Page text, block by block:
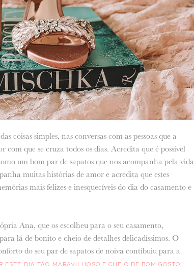
coisas simples, nas conversas com as pessoas que a
que se cruza todos os dias. Acredita que é possível
um bom par de sapatos que nos acompanha pela vida
muitas histórias de amor e acredita que estes
mais felizes e inesquecíveis do dia do casamento e
Ana, que os escolheu para o seu casamento,
lá de bonito e cheio de detalhes delicadíssimos. O
do seu par de sapatos de noiva contibuiu para a
ESTE DIA TÃO MARAVILHOSO E CHEIO DE BOM GOSTO!